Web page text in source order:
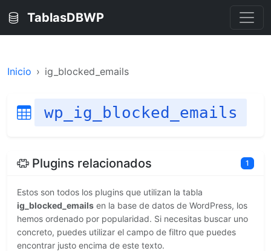
TablasDBWP
Inicio ig_blocked_emails
wp_ig_blocked_emails
Plugins relacionados 1
Estos son todos los plugins que utilizan la tabla
ig_blocked_emails en la base de datos de WordPress, los
hemos ordenado por popularidad. Si necesitas buscar uno
concreto, puedes utilizar el campo de filtro que puedes
encontrar justo encima de este texto.